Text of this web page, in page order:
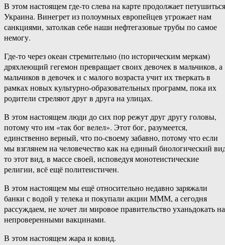
В этом настоящем где-то слева на карте продолжает петушиться
Украина. Винегрет из полоумных европейцев угрожает нам
санкциями, затолкав себе наши нефтегазовые трубы по самое
немогу.
Где-то через океан стремительно (по историческим меркам)
дряхлеющий гегемон превращает своих девочек в мальчиков, а
мальчиков в девочек и с малого возраста учит их тверкать в
рамках новых культурно-образовательных программ, пока их
родители стреляют друг в друга на улицах.
В этом настоящем люди до сих пор режут друг другу головы,
потому что им «так бог велел». Этот бог, разумеется,
единственно верный, что по-своему забавно, потому что если
мы взглянем на человечество как на единый биологический
то этот вид, в массе своей, исповедуя монотеистические
религии, всё ещё политеистичен.
В этом настоящем мы ещё относительно недавно заряжали
банки с водой у телека и покупали акции МММ, а сегодня
рассуждаем, не хочет ли мировое правительство уханьдокать
непроверенными вакцинами.
В этом настоящем жара и ковид.